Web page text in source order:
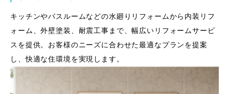
キッチンやバスルームなどの水廻りリフォームから内装リフ
ォーム、外壁塗装、耐震工事まで、幅広いリフォームサービ
スを提供。お客様のニーズに合わせた最適なプランを提案
し、快適な住環境を実現します。